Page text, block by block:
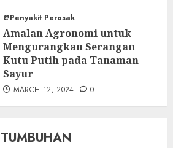
@Penyakit Perosak
Amalan Agronomi untuk
Mengurangkan Serangan
Kutu Putih pada Tanaman
Sayur
MARCH 12, 2024 0